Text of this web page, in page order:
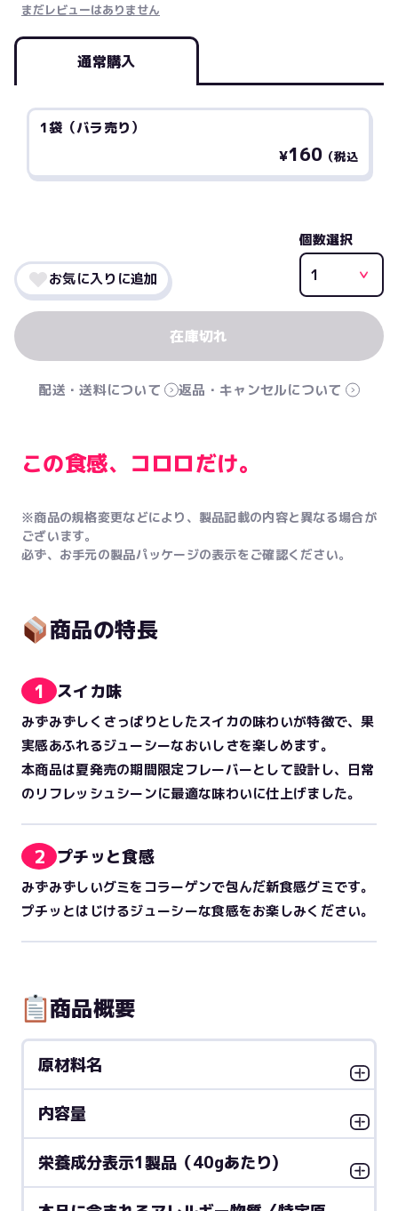
まだレビューはありません
通常購入
1袋（バラ売り）
¥160 （税込
個数選択
お気に入りに追加
配送・送料について 返品・キャンセルについて
この食感、コロロだけ。
※商品の規格変更などにより、製品記載の内容と異なる場合が
ございます。
必ず、お手元の製品パッケージの表示をご確認ください。
商品の特長
1 スイカ味
みずみずしくさっぱりとしたスイカの味わいが特徴で、果
実感あふれるジューシーなおいしさを楽しめます。
本商品は夏発売の期間限定フレーバーとして設計し、日常
のリフレッシュシーンに最適な味わいに仕上げました。
2 プチッと食感
みずみずしいグミをコラーゲンで包んだ新食感グミです。
プチッとはじけるジューシーな食感をお楽しみください。
商品概要
原材料名
内容量
栄養成分表示1製品（40gあたり)